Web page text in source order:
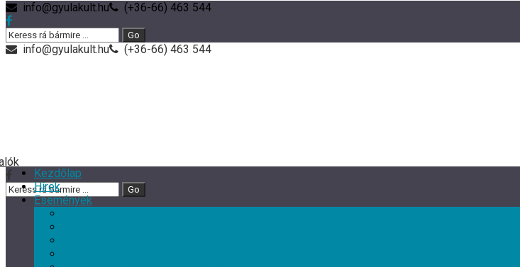
info@gyulakult.hu
(+36-66) 463 544
info@gyulakult.hu (+36-66) 463 544
Kezdőlap
Hírek
Események